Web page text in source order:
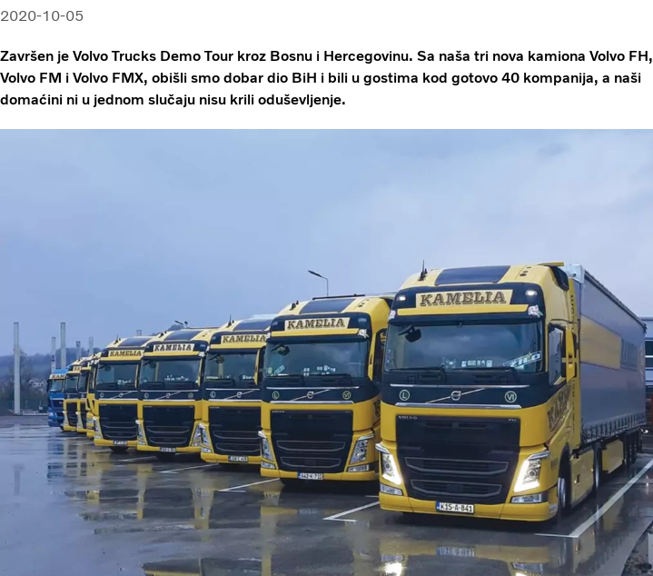
2020-10-05
Završen je Volvo Trucks Demo Tour kroz Bosnu i Hercegovinu. Sa naša tri nova kamiona Volvo FH,
Volvo FM i Volvo FMX, obišli smo dobar dio BiH i bili u gostima kod gotovo 40 kompanija, a naši
domaćini ni u jednom slučaju nisu krili oduševljenje.